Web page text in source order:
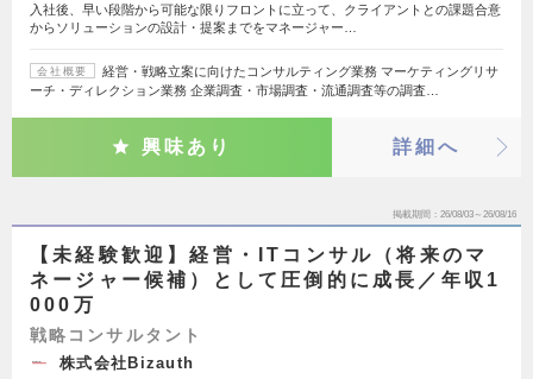
入社後、早い段階から可能な限りフロントに立って、クライアントとの課題合意
からソリューションの設計・提案までをマネージャー…
会社概要
経営・戦略立案に向けたコンサルティング業務 マーケティングリサ
ーチ・ディレクション業務 企業調査・市場調査・流通調査等の調査…
興味あり 詳細へ
掲載期間 26/08/03～26/08/16
【未経験歓迎】経営・ITコンサル（将来のマ
ネージャー候補）として圧倒的に成長／年収1
000万
戦略コンサルタント
株式会社Bizauth